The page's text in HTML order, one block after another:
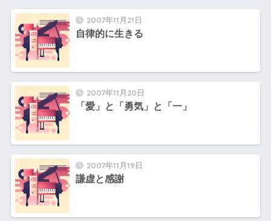
2007年11月21日
自律的に生きる
2007年11月20日
「愛」と「勇気」と「一」
2007年11月19日
謙虚と感謝